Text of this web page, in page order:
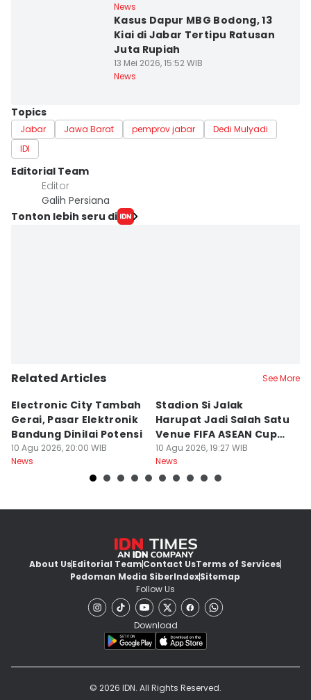
News
Kasus Dapur MBG Bodong, 13
Kiai di Jabar Tertipu Ratusan
Juta Rupiah
13 Mei 2026, 15:52 WIB
News
Topics
Jabar Jawa Barat pemprov jabar
Dedi Mulyadi
IDI
Editorial Team
Editor
Galih Persiana
Tonton lebih seru di
Related Articles See More
Electronic City Tambah
Gerai, Pasar Elektronik
Bandung Dinilai Potensi
10 Agu 2026, 20:00 WIB
News
Stadion Si Jalak
Harupat Jadi Salah Satu
Venue FIFA ASEAN Cup
2026
10 Agu 2026, 19:27 WIB
News
About UsEditorial TeamContact UsTerms of Services
Pedoman Media SiberIndexSitemap
Follow Us
Download
© 2026 IDN. All Rights Reserved.